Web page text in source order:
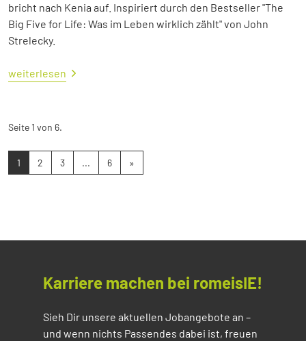
bricht nach Kenia auf. Inspiriert durch den Bestseller "The
Big Five for Life: Was im Leben wirklich zählt" von John
Strelecky.
weiterlesen
Seite 1 von 6.
1 2 3 ... 6 »
Karriere machen bei romeisIE!
Sieh Dir unsere aktuellen Jobangebote an –
und wenn nichts Passendes dabei ist, freuen